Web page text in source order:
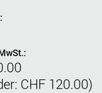
CHF 120.00)